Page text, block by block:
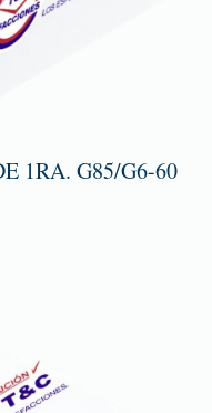
1RA. G85/G6-60